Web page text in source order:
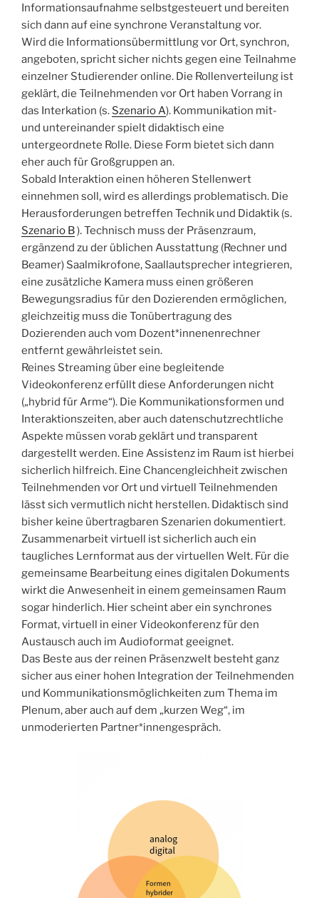
Informationsaufnahme selbstgesteuert und bereiten
sich dann auf eine synchrone Veranstaltung vor.
Wird die Informationsübermittlung vor Ort, synchron,
angeboten, spricht sicher nichts gegen eine Teilnahme
einzelner Studierender online. Die Rollenverteilung ist
geklärt, die Teilnehmenden vor Ort haben Vorrang in
das Interkation (s. Szenario A). Kommunikation mit-
und untereinander spielt didaktisch eine
untergeordnete Rolle. Diese Form bietet sich dann
eher auch für Großgruppen an.
Sobald Interaktion einen höheren Stellenwert
einnehmen soll, wird es allerdings problematisch. Die
Herausforderungen betreffen Technik und Didaktik (s.
Szenario B). Technisch muss der Präsenzraum,
ergänzend zu der üblichen Ausstattung (Rechner und
Beamer) Saalmikrofone, Saallautsprecher integrieren,
eine zusätzliche Kamera muss einen größeren
Bewegungsradius für den Dozierenden ermöglichen,
gleichzeitig muss die Tonübertragung des
Dozierenden auch vom Dozent*innenenrechner
entfernt gewährleistet sein.
Reines Streaming über eine begleitende
Videokonferenz erfüllt diese Anforderungen nicht
(„hybrid für Arme“). Die Kommunikationsformen und
Interaktionszeiten, aber auch datenschutzrechtliche
Aspekte müssen vorab geklärt und transparent
dargestellt werden. Eine Assistenz im Raum ist hierbei
sicherlich hilfreich. Eine Chancengleichheit zwischen
Teilnehmenden vor Ort und virtuell Teilnehmenden
lässt sich vermutlich nicht herstellen. Didaktisch sind
bisher keine übertragbaren Szenarien dokumentiert.
Zusammenarbeit virtuell ist sicherlich auch ein
taugliches Lernformat aus der virtuellen Welt. Für die
gemeinsame Bearbeitung eines digitalen Dokuments
wirkt die Anwesenheit in einem gemeinsamen Raum
sogar hinderlich. Hier scheint aber ein synchrones
Format, virtuell in einer Videokonferenz für den
Austausch auch im Audioformat geeignet.
Das Beste aus der reinen Präsenzwelt besteht ganz
sicher aus einer hohen Integration der Teilnehmenden
und Kommunikationsmöglichkeiten zum Thema im
Plenum, aber auch auf dem „kurzen Weg“, im
unmoderierten Partner*innengespräch.